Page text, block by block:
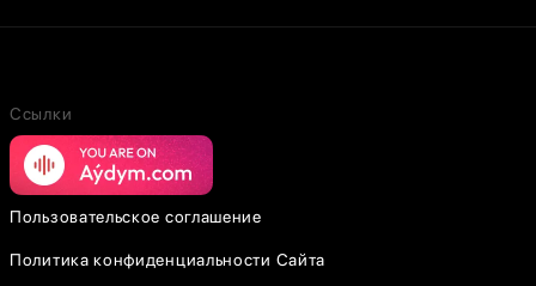
Ссылки
Пользовательское соглашение
Политика конфиденциальности Сайта